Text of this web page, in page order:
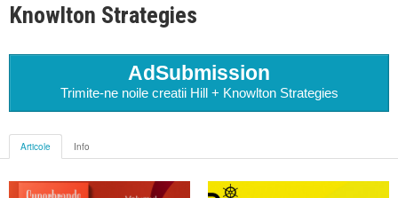
Knowlton Strategies
AdSubmission
Trimite-ne noile creatii Hill + Knowlton Strategies
Articole Info